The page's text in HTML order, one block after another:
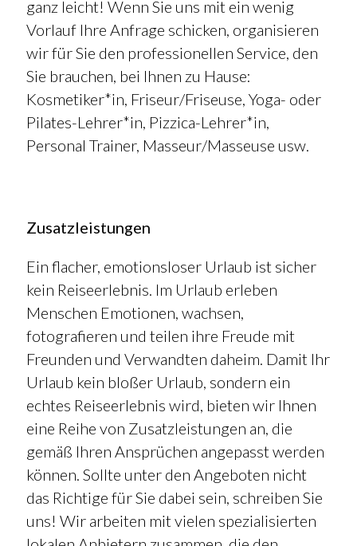
ganz leicht! Wenn Sie uns mit ein wenig
Vorlauf Ihre Anfrage schicken, organisieren
wir für Sie den professionellen Service, den
Sie brauchen, bei Ihnen zu Hause:
Kosmetiker*in, Friseur/Friseuse, Yoga- oder
Pilates-Lehrer*in, Pizzica-Lehrer*in,
Personal Trainer, Masseur/Masseuse usw.
Zusatzleistungen
Ein flacher, emotionsloser Urlaub ist sicher
kein Reiseerlebnis. Im Urlaub erleben
Menschen Emotionen, wachsen,
fotografieren und teilen ihre Freude mit
Freunden und Verwandten daheim. Damit Ihr
Urlaub kein bloßer Urlaub, sondern ein
echtes Reiseerlebnis wird, bieten wir Ihnen
eine Reihe von Zusatzleistungen an, die
gemäß Ihren Ansprüchen angepasst werden
können. Sollte unter den Angeboten nicht
das Richtige für Sie dabei sein, schreiben Sie
uns! Wir arbeiten mit vielen spezialisierten